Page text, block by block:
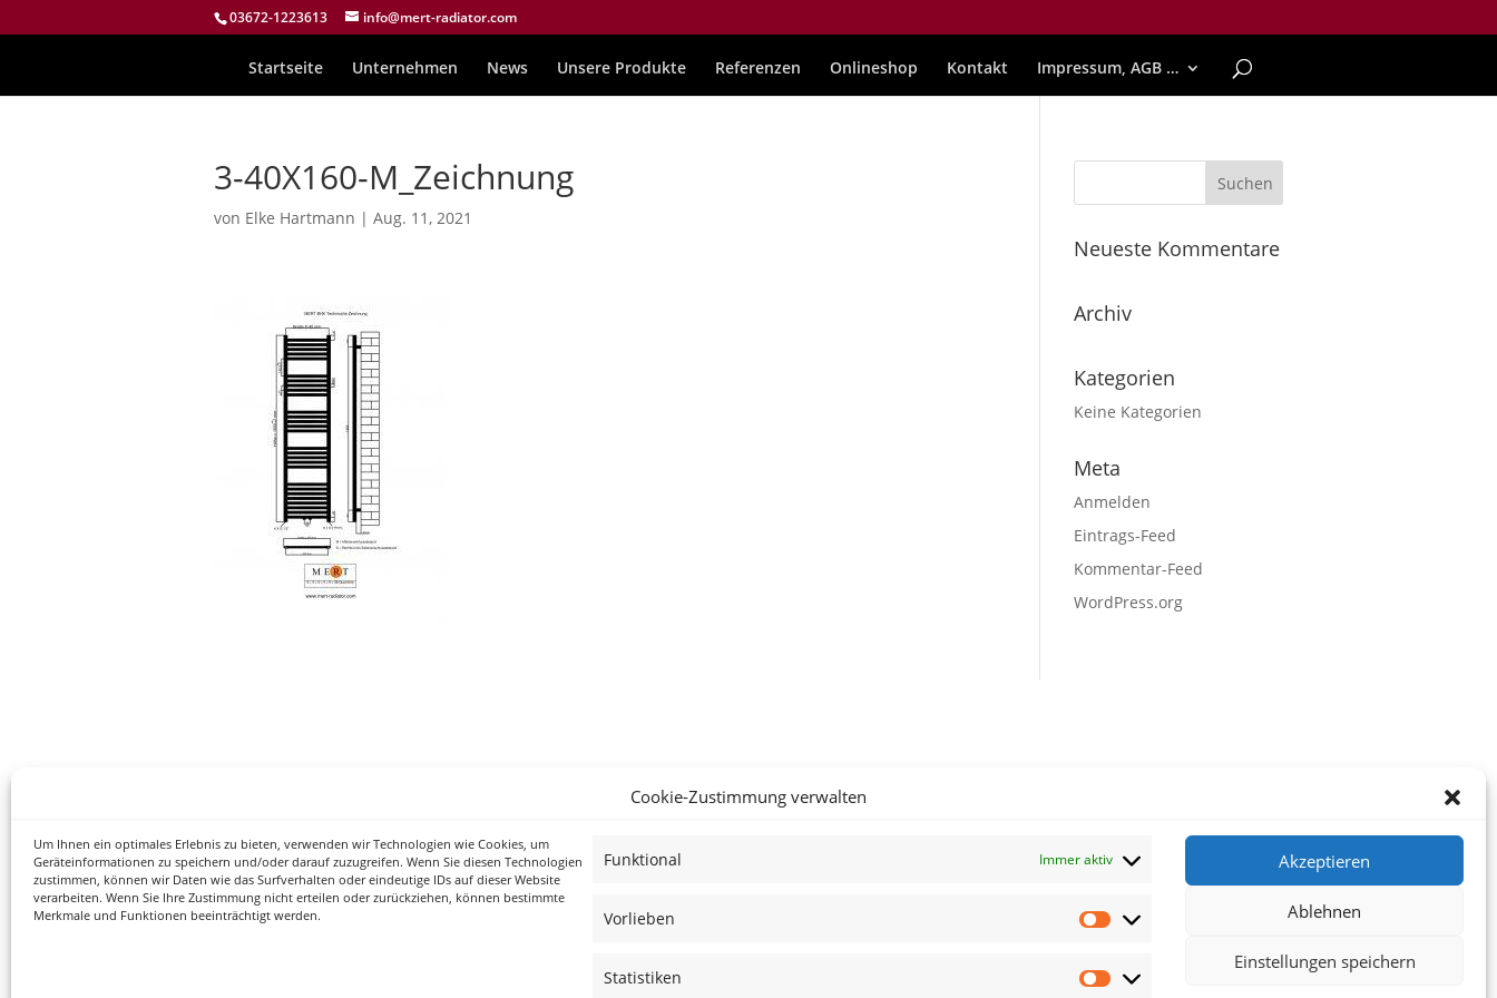
Cookie-Zustimmung verwalten
Um Ihnen ein optimales Erlebnis zu bieten, verwenden wir Technologien wie Cookies, um
Geräteinformationen zu speichern und/oder darauf zuzugreifen. Wenn Sie diesen Technologien
zustimmen, können wir Daten wie das Surfverhalten oder eindeutige IDs auf dieser Website
verarbeiten. Wenn Sie Ihre Zustimmung nicht erteilen oder zurückziehen, können bestimmte
Merkmale und Funktionen beeinträchtigt werden.
Funktional Immer aktiv
Vorlieben
Vorlieben
Statistiken
Statistiken
Akzeptieren
Ablehnen
Einstellungen speichern
03672-1223613 info@mert-radiator.com
Startseite Unternehmen News Unsere Produkte Referenzen Onlineshop Kontakt Impressum, AGB …
3-40X160-M_Zeichnung
von Elke Hartmann | Aug. 11, 2021
Neueste Kommentare
Archiv
Kategorien
Keine Kategorien
Meta
Anmelden
Eintrags-Feed
Kommentar-Feed
WordPress.org